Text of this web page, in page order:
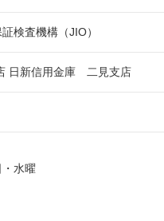
検査機構（JIO）
新信用金庫 二見支店
水曜